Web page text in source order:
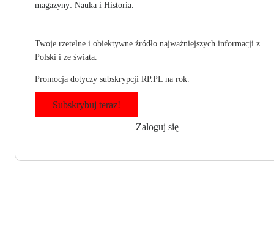
magazyny: Nauka i Historia.
Twoje rzetelne i obiektywne źródło najważniejszych informacji z
Polski i ze świata.
Promocja dotyczy subskrypcji RP.PL na rok.
Subskrybuj teraz!
Zaloguj się